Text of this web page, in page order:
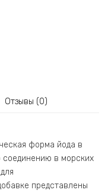
Отзывы (0)
форма йода в
соединению в морских
представлены